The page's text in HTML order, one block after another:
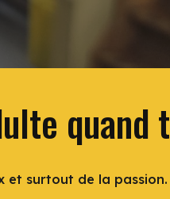
quand
et surtout de la passion.